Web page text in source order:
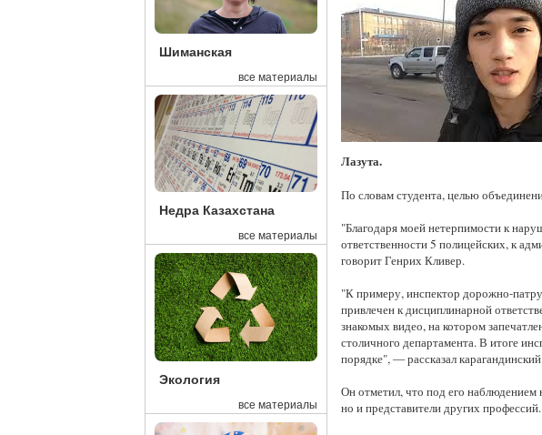
Шиманская
все материалы
Недра Казахстана
все материалы
Экология
все материалы
Лазута.
По словам студента, целью
"Благодаря моей нетерпимости к
ответственности 5 полицейских, к
говорит Генрих Кливер.
"К примеру, инспектор дорожно-
привлечен к дисциплинарной
знакомых видео, на котором
столичного департамента. В итоге
порядке", — рассказал
Он отметил, что под его наблюдением
но и представители других профессий.